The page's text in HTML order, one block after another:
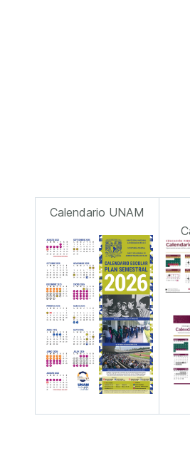
Calendario UNAM